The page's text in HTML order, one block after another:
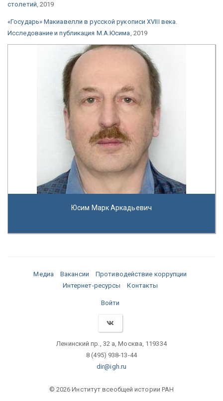
столетий, 2019
«Государь» Макиавелли в русской рукописи XVIII века.
Исследование и публикация М.А.Юсима , 2019
Юсим Марк Аркадьевич
Медиа Вакансии
Противодействие коррупции
Интернет-ресурсы
Контакты
Войти
Ленинский пр., 32 а, Москва, 119334
8 (495) 938-13-44
dir@igh.ru
© 2026 Институт всеобщей истории РАН